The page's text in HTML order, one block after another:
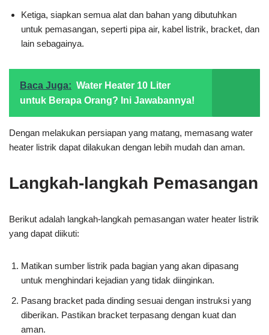
Ketiga, siapkan semua alat dan bahan yang dibutuhkan
untuk pemasangan, seperti pipa air, kabel listrik, bracket, dan
lain sebagainya.
Baca Juga: Water Heater 10 Liter
untuk Berapa Orang? Ini Jawabannya!
Dengan melakukan persiapan yang matang, memasang water
heater listrik dapat dilakukan dengan lebih mudah dan aman.
Langkah-langkah Pemasangan
Berikut adalah langkah-langkah pemasangan water heater listrik
yang dapat diikuti:
Matikan sumber listrik pada bagian yang akan dipasang
untuk menghindari kejadian yang tidak diinginkan.
Pasang bracket pada dinding sesuai dengan instruksi yang
diberikan. Pastikan bracket terpasang dengan kuat dan
aman.